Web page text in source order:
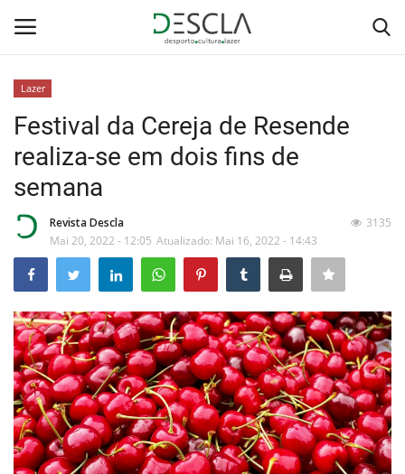
Home
Desporto
Sobre Nós
Educação
Estatuto Editorial
Lazer
Festival da Cereja de Resende
realiza-se em dois fins de
semana
Revista Descla
Mai 20, 2022 - 12:05 Atualizado: Mai 16, 2022 - 14:43
3135